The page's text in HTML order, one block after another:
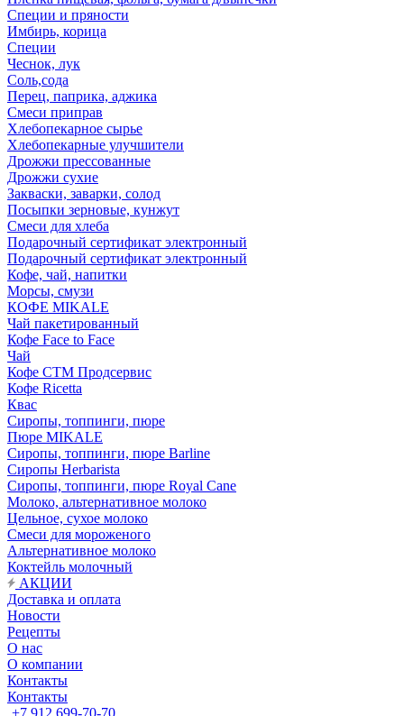
Специи и пряности
Имбирь, корица
Специи
Чеснок, лук
Соль,сода
Перец, паприка, аджика
Смеси приправ
Хлебопекарное сырье
Хлебопекарные улучшители
Дрожжи прессованные
Дрожжи сухие
Закваски, заварки, солод
Посыпки зерновые, кунжут
Смеси для хлеба
Подарочный сертификат электронный
Подарочный сертификат электронный
Кофе, чай, напитки
Морсы, смузи
КОФЕ MIKALE
Чай пакетированный
Кофе Face to Face
Чай
Кофе СТМ Продсервис
Кофе Ricetta
Квас
Сиропы, топпинги, пюре
Пюре MIKALE
Сиропы, топпинги, пюре Barline
Сиропы Herbarista
Сиропы, топпинги, пюре Royal Cane
Молоко, альтернативное молоко
Цельное, сухое молоко
Смеси для мороженого
Альтернативное молоко
Коктейль молочный
АКЦИИ
Доставка и оплата
Новости
Рецепты
О нас
О компании
Контакты
Контакты
+7 912 699-70-70